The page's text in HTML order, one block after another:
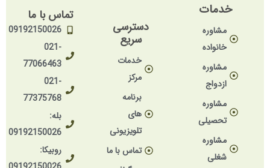
خدمات
مشاوره
خانواده
مشاوره
ازدواج
مشاوره
تحصیلی
مشاوره
شغلی
دسترسی
سریع
خدمات
مرکز
برنامه
های
تلویزیونی
تماس با ما
تماس با ما
09192150026
021-
77066463
021-
77375768
09192150026
روبیکا: